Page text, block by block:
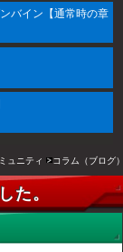
バイン【通常時の章
ュニティ コラム（ブログ
た。